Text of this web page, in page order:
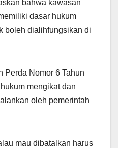
bahwa kawasan
dasar hukum
boleh dialihfungsikan di
Perda Nomor 6 Tahun
mengikat dan
oleh pemerintah
mau dibatalkan harus